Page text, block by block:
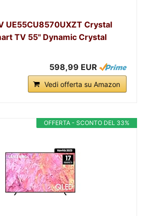
UE55CU8570UXZT Crystal
TV 55" Dynamic Crystal
598,99 EUR
Vedi offerta su Amazon
OFFERTA - SCONTO DEL 33%